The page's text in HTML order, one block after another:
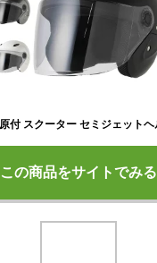
この商品をサイトでみる